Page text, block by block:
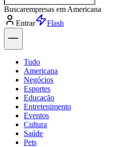
Buscaresportes
Entrar
Flash
Tudo
Americana
Negócios
Esportes
Educação
Entretenimento
Eventos
Cultura
Saúde
Pets